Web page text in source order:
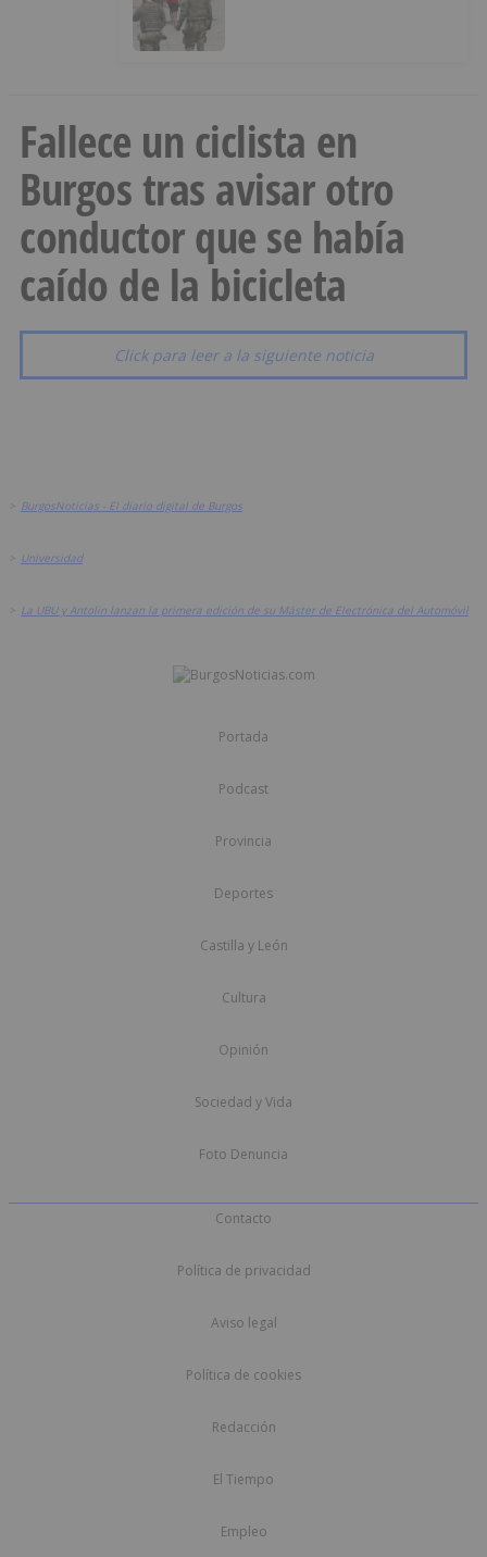
Fallece un ciclista en
Burgos tras avisar otro
conductor que se había
caído de la bicicleta
Click para leer a la siguiente noticia
> BurgosNoticias - El diario digital de Burgos
> Universidad
> La UBU y Antolin lanzan la primera edición de su Máster de Electrónica del Automóvil
Portada
Podcast
Provincia
Deportes
Castilla y León
Cultura
Opinión
Sociedad y Vida
Foto Denuncia
Contacto
Política de privacidad
Aviso legal
Política de cookies
Redacción
El Tiempo
Empleo